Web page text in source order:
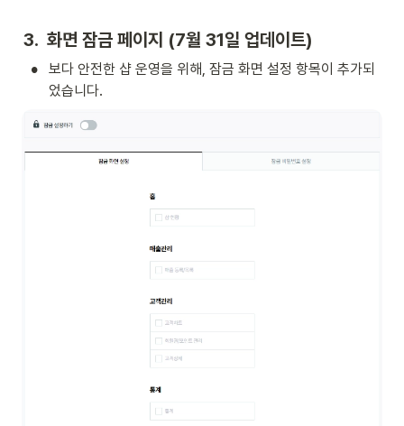
3.  화면 잠금 페이지 (7월 31일 업데이트)
•
보다 안전한 샵 운영을 위해, 잠금 화면 설정 항목이 추가되
었습니다.